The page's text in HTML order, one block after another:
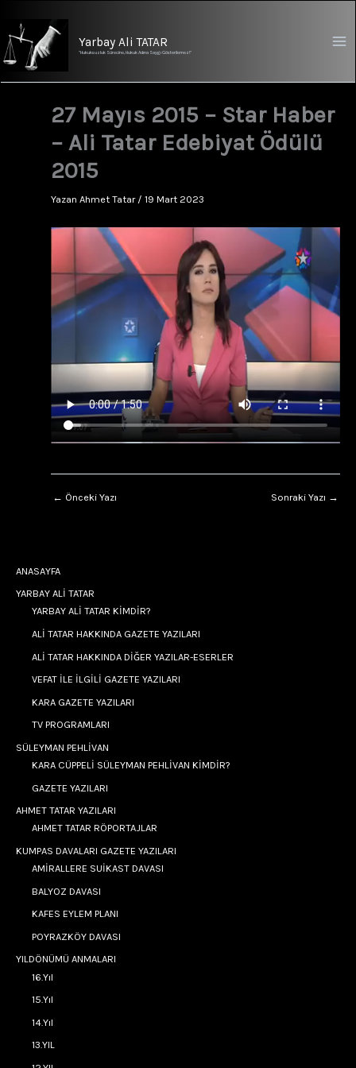
Yarbay Ali TATAR
"Hukuksuzluk Sürecine, Hukuk Adına Saygı Gösterilemez!"
ANASAYFA
YARBAY ALİ TATAR
YARBAY ALİ TATAR KİMDİR?
ALİ TATAR HAKKINDA GAZETE YAZILARI
ALİ TATAR HAKKINDA DİĞER YAZILAR-ESERLER
VEFAT İLE İLGİLİ GAZETE YAZILARI
KARA GAZETE YAZILARI
TV PROGRAMLARI
SÜLEYMAN PEHLİVAN
KARA CÜPPELİ SÜLEYMAN PEHLİVAN KİMDİR?
GAZETE YAZILARI
AHMET TATAR YAZILARI
AHMET TATAR RÖPORTAJLAR
KUMPAS DAVALARI GAZETE YAZILARI
AMİRALLERE SUİKAST DAVASI
BALYOZ DAVASI
KAFES EYLEM PLANI
POYRAZKÖY DAVASI
YILDÖNÜMÜ ANMALARI
16.Yıl
15.Yıl
14.Yıl
13.YIL
27 Mayıs 2015 – Star Haber
– Ali Tatar Edebiyat Ödülü
2015
Yazan Ahmet Tatar / 19 Mart 2023
← Önceki Yazı Sonraki Yazı →